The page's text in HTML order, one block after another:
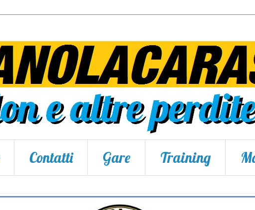
Contatti Gare Training